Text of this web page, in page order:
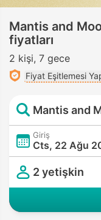
Mantis and
fiyatları
2 kişi 7 gece
Fiyat Eşitlemesi
Mantis and
Giriş
Cts, 22 Ağu
2 yetişkin